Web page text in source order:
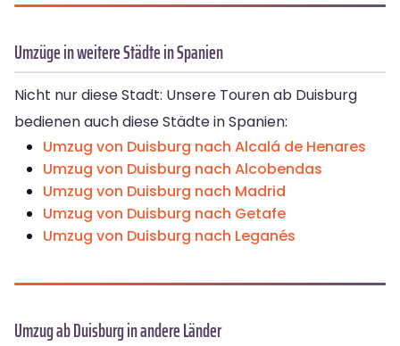
Umzüge in weitere Städte in Spanien
Nicht nur diese Stadt: Unsere Touren ab Duisburg
bedienen auch diese Städte in Spanien:
Umzug von Duisburg nach Alcalá de Henares
Umzug von Duisburg nach Alcobendas
Umzug von Duisburg nach Madrid
Umzug von Duisburg nach Getafe
Umzug von Duisburg nach Leganés
Umzug ab Duisburg in andere Länder